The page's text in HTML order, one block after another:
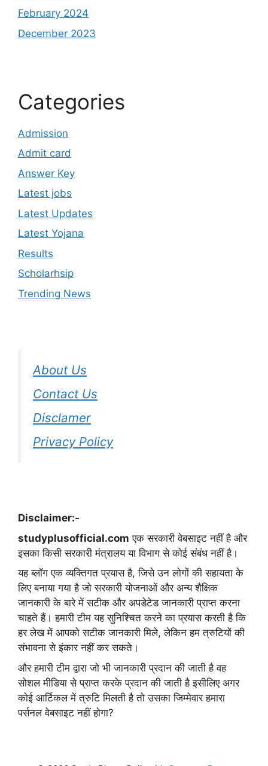
February 2024
December 2023
Categories
Admission
Admit card
Answer Key
Latest jobs
Latest Updates
Latest Yojana
Results
Scholarhsip
Trending News
About Us
Contact Us
Disclamer
Privacy Policy
Disclaimer:-
studyplusofficial.com एक सरकारी वेबसाइट नहीं है और
इसका किसी सरकारी मंत्रालय या विभाग से कोई संबंध नहीं है।
यह ब्लॉग एक व्यक्तिगत प्रयास है, जिसे उन लोगों की सहायता के
लिए बनाया गया है जो सरकारी योजनाओं और अन्य शैक्षिक
जानकारी के बारे में सटीक और अपडेटेड जानकारी प्राप्त करना
चाहते हैं। हमारी टीम यह सुनिश्चित करने का प्रयास करती है कि
हर लेख में आपको सटीक जानकारी मिले, लेकिन हम त्रुटियों की
संभावना से इंकार नहीं कर सकते।
और हमारी टीम द्वारा जो भी जानकारी प्रदान की जाती है वह
सोशल मीडिया से प्राप्त करके प्रदान की जाती है इसीलिए अगर
कोई आर्टिकल में त्रुटि मिलती है तो उसका जिम्मेवार हमारा
पर्सनल वेबसाइट नहीं होगा?